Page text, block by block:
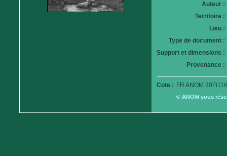
Auteur :
Territoire :
Lieu :
Type de document :
Support et dimensions :
Provenance :
Cote : FR ANOM
© ANOM sous